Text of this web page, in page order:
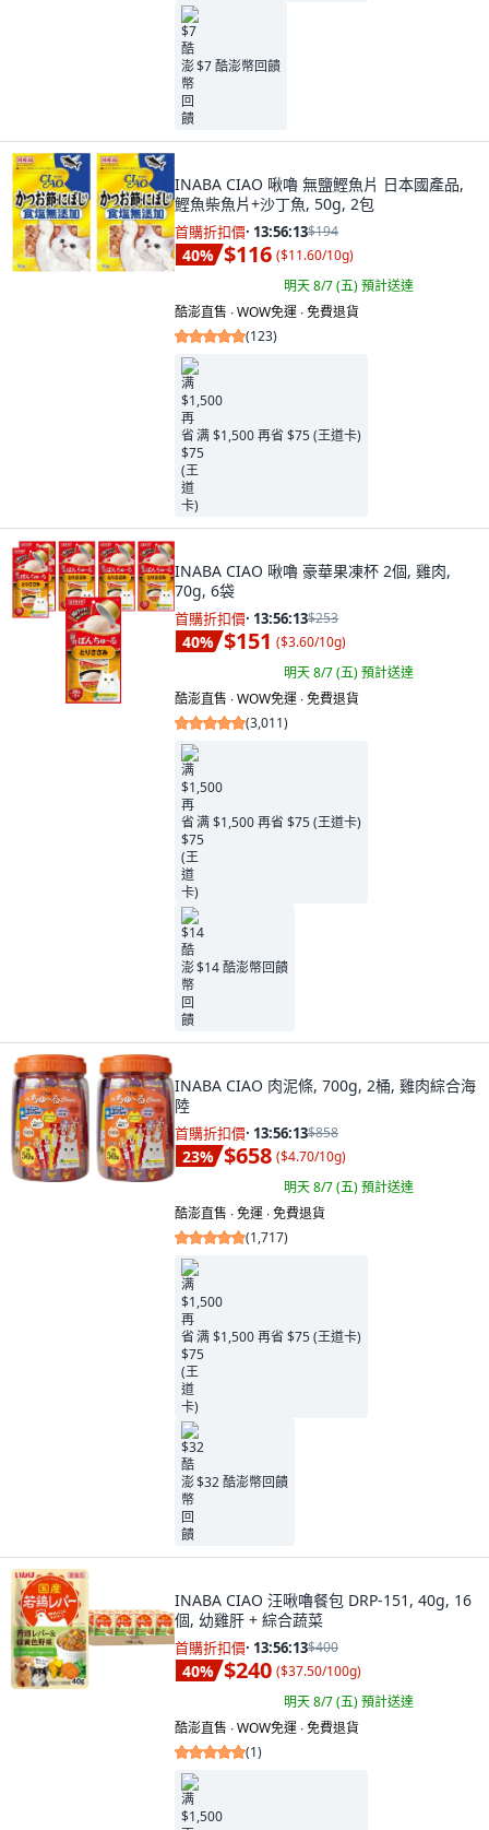
$7 酷澎幣回饋
INABA CIAO 啾嚕 無鹽鰹魚片 日本國產品,
鰹魚柴魚片+沙丁魚, 50g, 2包
首購折扣價· 13:56:11$194
40% $116 ($11.60/10g)
明天 8/7 (五)預計送達
酷澎直售 ∙ WOW免運 ∙ 免費退貨
(123)
满 $1,500 再省 $75 (王道卡)
INABA CIAO 啾嚕 豪華果凍杯 2個, 雞肉,
70g, 6袋
首購折扣價· 13:56:11$253
40% $151 ($3.60/10g)
明天 8/7 (五)預計送達
酷澎直售 ∙ WOW免運 ∙ 免費退貨
(3,011)
满 $1,500 再省 $75 (王道卡)
$14 酷澎幣回饋
INABA CIAO 肉泥條, 700g, 2桶, 雞肉綜合海
陸
首購折扣價· 13:56:11$858
23% $658 ($4.70/10g)
明天 8/7 (五)預計送達
酷澎直售 ∙ 免運 ∙ 免費退貨
(1,717)
满 $1,500 再省 $75 (王道卡)
$32 酷澎幣回饋
INABA CIAO 汪啾嚕餐包 DRP-151, 40g, 16
個, 幼雞肝 + 綜合蔬菜
首購折扣價· 13:56:11$400
40% $240 ($37.50/100g)
明天 8/7 (五)預計送達
酷澎直售 ∙ WOW免運 ∙ 免費退貨
(1)